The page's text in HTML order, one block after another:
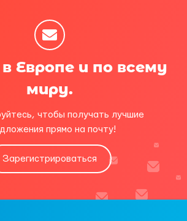
Европе и по всему
миру.
чтобы получать лучшие
прямо на почту!
Зарегистрироваться